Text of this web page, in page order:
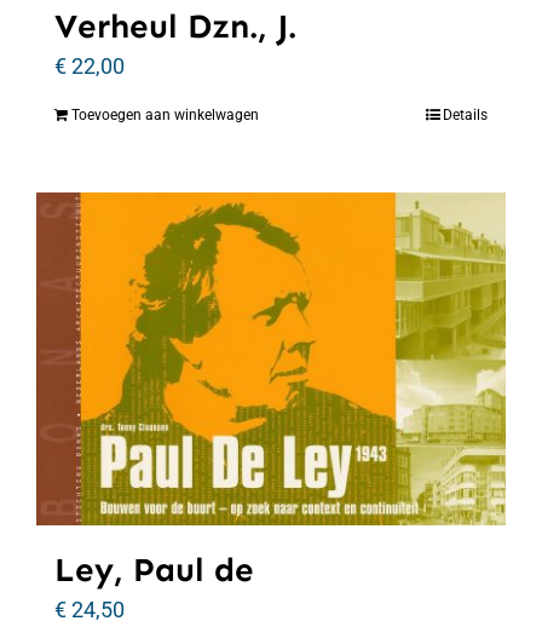
Verheul Dzn., J.
€22,00
Toevoegen aan winkelwagen Details
Ley, Paul de
€24,50